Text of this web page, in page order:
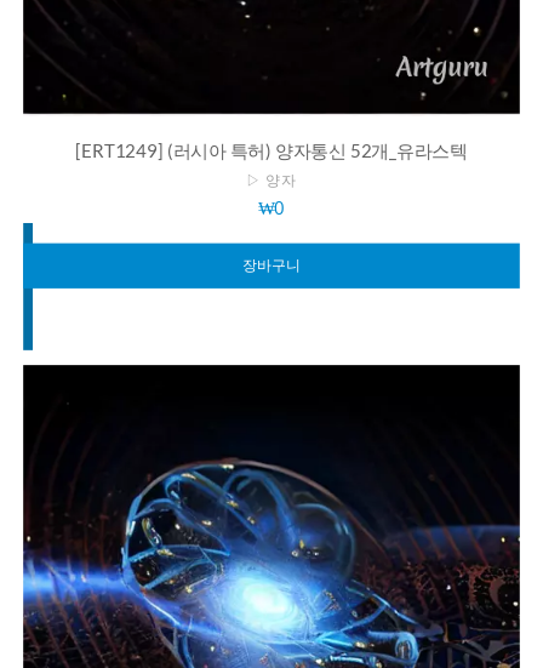
[ERT1249] (러시아 특허) 양자통신 52개_유라스텍
▷ 양자
₩0
장바구니